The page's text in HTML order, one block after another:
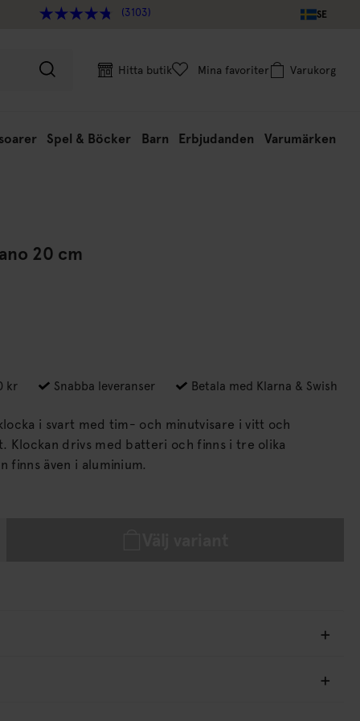
(3103) SE
Hitta butik Mina favoriter Varukorg
Spel & Böcker Barn Erbjudanden Varumärken
20 cm
kr Snabba leveranser Betala med Klarna & Swish
i svart med tim- och minutvisare i vitt och
finns även i aluminium.